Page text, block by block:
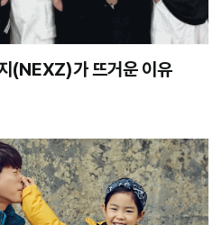
(NEXZ)가 뜨거운 이유